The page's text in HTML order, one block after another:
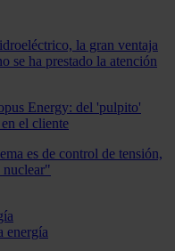
la gran ventaja
se ha prestado la atención
Energy: del 'pulpito'
el cliente
es de control de tensión,
nuclear"